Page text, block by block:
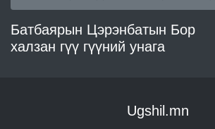
Батбаярын Цэрэнбатын Бор
халзан гүү гүүний унага
Ugshil.mn